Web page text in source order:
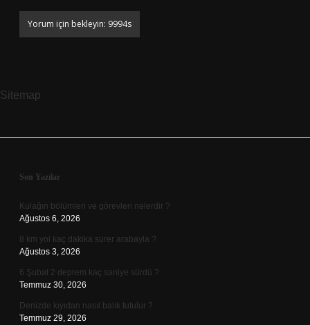
Sitemap
Sidebar
Son Yazılar
Kulağın bölümleri ve görevleri nelerdir ?
Ağustos 6, 2026
8 km yol kaç dakika sürer arabayla ?
Ağustos 3, 2026
6 Şubat 2 deprem kaç saniye sürdü ?
Temmuz 30, 2026
Denizde kıyıdan nasıl balık tutulur ?
Temmuz 29, 2026